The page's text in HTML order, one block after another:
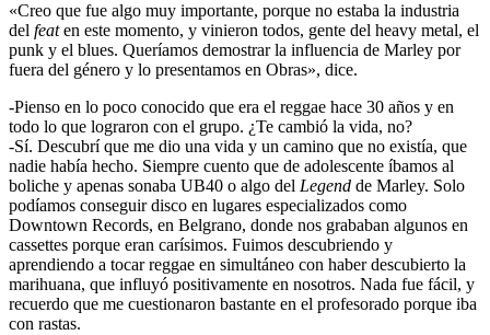
«Creo que fue algo muy importante, porque no estaba la industria
del featen este momento, y vinieron todos, gente del heavy metal, el
punk y el blues. Queríamos demostrar la influencia de Marley por
fuera del género y lo presentamos en Obras», dice.
-Pienso en lo poco conocido que era el reggae hace 30 años y en
todo lo que lograron con el grupo. ¿Te cambió la vida, no?
-Sí. Descubrí que me dio una vida y un camino que no existía, que
nadie había hecho. Siempre cuento que de adolescente íbamos al
boliche y apenas sonaba UB40 o algo del Legend de Marley. Solo
podíamos conseguir disco en lugares especializados como
Downtown Records, en Belgrano, donde nos grababan algunos en
cassettes porque eran carísimos. Fuimos descubriendo y
aprendiendo a tocar reggae en simultáneo con haber descubierto la
marihuana, que influyó positivamente en nosotros. Nada fue fácil, y
recuerdo que me cuestionaron bastante en el profesorado porque iba
con rastas.